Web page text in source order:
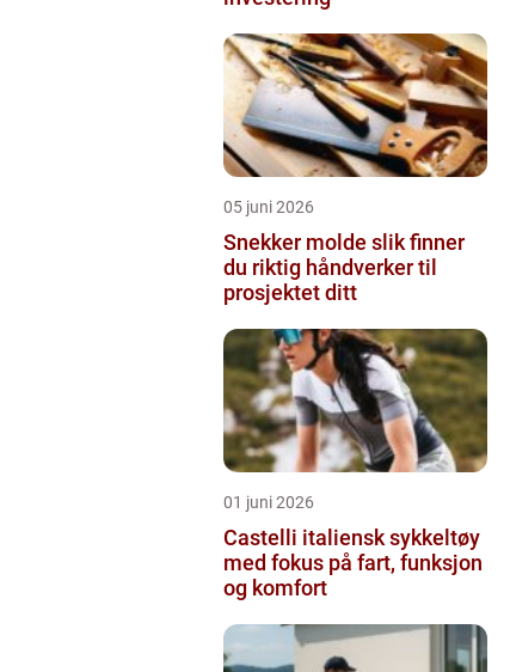
05 juni 2026
Snekker molde slik finner
du riktig håndverker til
prosjektet ditt
01 juni 2026
Castelli italiensk sykkeltøy
med fokus på fart, funksjon
og komfort